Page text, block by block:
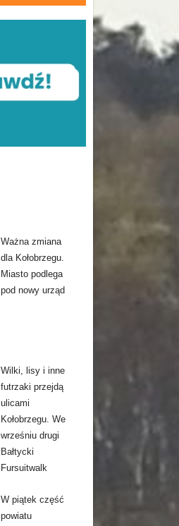
Ważna zmiana
dla Kołobrzegu.
Miasto podlega
pod nowy urząd
Wilki, lisy i inne
futrzaki przejdą
ulicami
Kołobrzegu. We
wrześniu drugi
Bałtycki
Fursuitwalk
W piątek część
powiatu